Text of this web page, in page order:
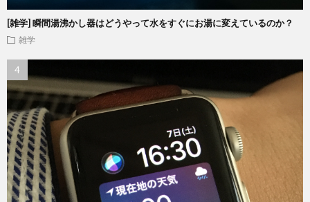
[雑学] 瞬間湯沸かし器はどうやって水をすぐにお湯に変えているのか？
雑学